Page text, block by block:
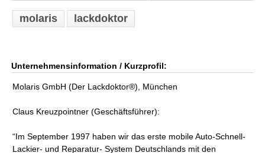
molaris lackdoktor
Unternehmensinformation / Kurzprofil:
Molaris GmbH (Der Lackdoktor®), München
Claus Kreuzpointner (Geschäftsführer):
“Im September 1997 haben wir das erste mobile Auto-Schnell-
Lackier- und Reparatur- System Deutschlands mit den